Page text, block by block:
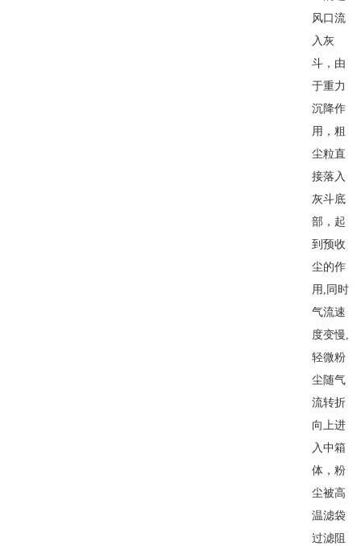
风口流
入灰
斗，由
于重力
沉降作
用，粗
尘粒直
接落入
灰斗底
部，起
到预收
尘的作
用,同时
气流速
度变慢,
轻微粉
尘随气
流转折
向上进
入中箱
体，粉
尘被高
温滤袋
过滤阻